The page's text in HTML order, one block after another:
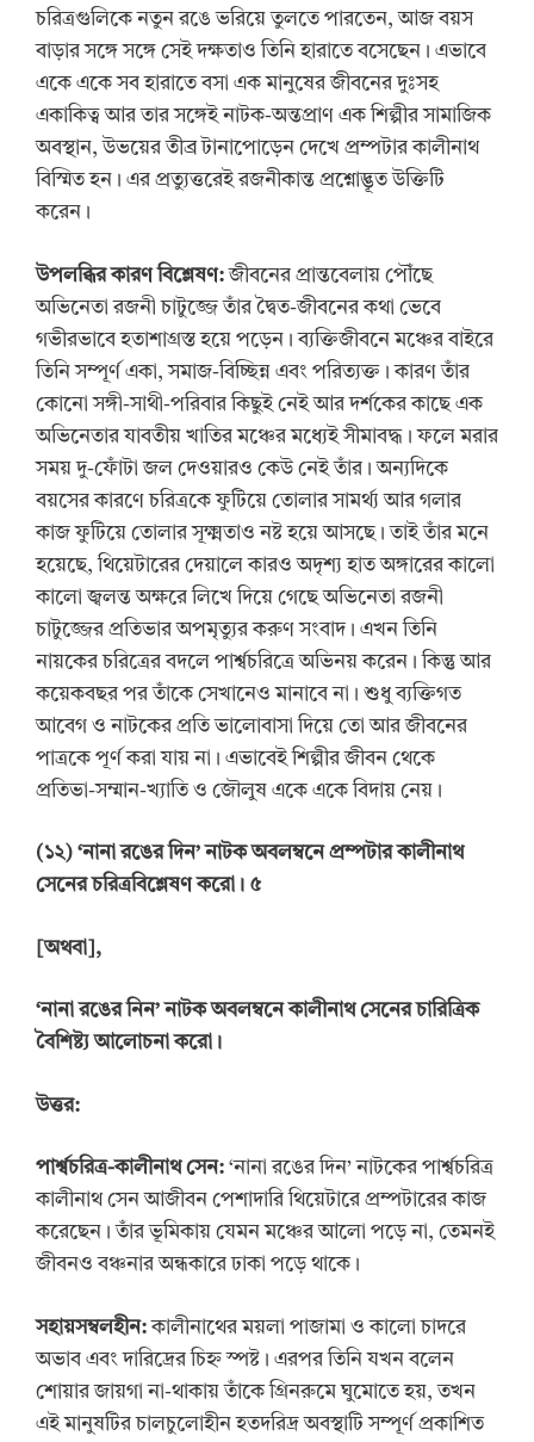
চরিত্রগুলিকে নতুন রঙে ভরিয়ে তুলতে পারতেন, আজ বয়স
বাড়ার সঙ্গে সঙ্গে সেই দক্ষতাও তিনি হারাতে বসেছেন। এভাবে
একে একে সব হারাতে বসা এক মানুষের জীবনের দুঃসহ
একাকিত্ব আর তার সঙ্গেই নাটক-অন্তপ্রাণ এক শিল্পীর সামাজিক
অবস্থান, উভয়ের তীব্র টানাপোড়েন দেখে প্রম্পটার কালীনাথ
বিস্মিত হন। এর প্রত্যুত্তরেই রজনীকান্ত প্রশ্নোদ্ভূত উক্তিটি
করেন।
উপলব্ধির কারণ বিশ্লেষণ:জীবনের প্রান্তবেলায় পৌঁছে
অভিনেতা রজনী চাটুজ্জে তাঁর দ্বৈত-জীবনের কথা ভেবে
গভীরভাবে হতাশাগ্রস্ত হয়ে পড়েন। ব্যক্তিজীবনে মঞ্চের বাইরে
তিনি সম্পূর্ণ একা, সমাজ-বিচ্ছিন্ন এবং পরিত্যক্ত। কারণ তাঁর
কোনো সঙ্গী-সাথী-পরিবার কিছুই নেই আর দর্শকের কাছে এক
অভিনেতার যাবতীয় খাতির মঞ্চের মধ্যেই সীমাবদ্ধ। ফলে মরার
সময় দু-ফোঁটা জল দেওয়ারও কেউ নেই তাঁর। অন্যদিকে
বয়সের কারণে চরিত্রকে ফুটিয়ে তোলার সামর্থ্য আর গলার
কাজ ফুটিয়ে তোলার সূক্ষ্মতাও নষ্ট হয়ে আসছে। তাই তাঁর মনে
হয়েছে, থিয়েটারের দেয়ালে কারও অদৃশ্য হাত অঙ্গারের কালো
কালো জ্বলন্ত অক্ষরে লিখে দিয়ে গেছে অভিনেতা রজনী
চাটুজ্জের প্রতিভার অপমৃত্যুর করুণ সংবাদ। এখন তিনি
নায়কের চরিত্রের বদলে পার্শ্বচরিত্রে অভিনয় করেন। কিন্তু আর
কয়েকবছর পর তাঁকে সেখানেও মানাবে না। শুধু ব্যক্তিগত
আবেগ ও নাটকের প্রতি ভালোবাসা দিয়ে তো আর জীবনের
পাত্রকে পূর্ণ করা যায় না। এভাবেই শিল্পীর জীবন থেকে
প্রতিভা-সম্মান-খ্যাতি ও জৌলুষ একে একে বিদায় নেয়।
(১২) ‘নানা রঙের দিন’ নাটক অবলম্বনে প্রম্পটার কালীনাথ
সেনের চরিত্রবিশ্লেষণ করো। ৫
[অথবা ,
‘নানা রঙের নিন’ নাটক অবলম্বনে কালীনাথ সেনের চারিত্রিক
বৈশিষ্ট্য আলোচনা করো।
উত্তর:
পার্শ্বচরিত্র-কালীনাথ সেন: ‘নানা রঙের দিন’ নাটকের পার্শ্বচরিত্র
কালীনাথ সেন আজীবন পেশাদারি থিয়েটারে প্রম্পটারের কাজ
করেছেন। তাঁর ভূমিকায় যেমন মঞ্চের আলো পড়ে না, তেমনই
জীবনও বঞ্চনার অন্ধকারে ঢাকা পড়ে থাকে।
সহায়সম্বলহীন:কালীনাথের ময়লা পাজামা ও কালো চাদরে
অভাব এবং দারিদ্রের চিহ্ন স্পষ্ট। এরপর তিনি যখন বলেন
শোয়ার জায়গা না-থাকায় তাঁকে গ্রিনরুমে ঘুমোতে হয়, তখন
এই মানুষটির চালচুলোহীন হতদরিদ্র অবস্থাটি সম্পূর্ণ প্রকাশিত